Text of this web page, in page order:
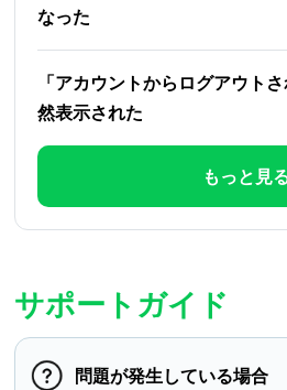
なった
「アカウントからログアウト
然表示された
もっと見
サポートガイド
問題が発生している場合